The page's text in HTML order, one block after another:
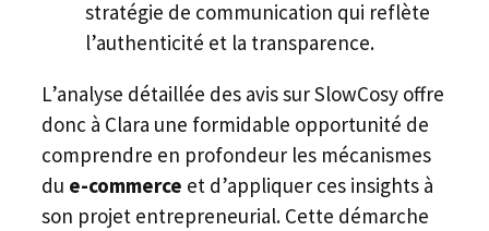
stratégie de communication qui reflète
l’authenticité et la transparence.
L’analyse détaillée des avis sur SlowCosy offre
donc à Clara une formidable opportunité de
comprendre en profondeur les mécanismes
du e-commerce et d’appliquer ces insights à
son projet entrepreneurial. Cette démarche